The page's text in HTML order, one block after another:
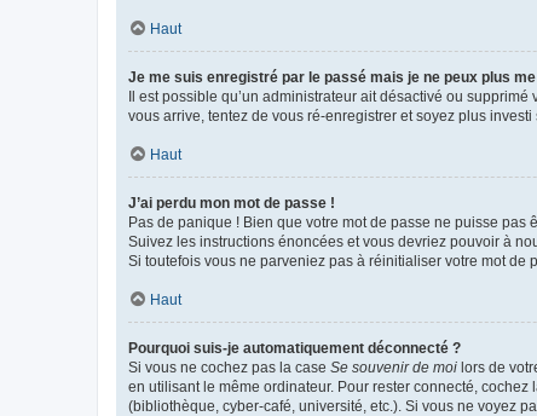
Haut
Je me suis enregistré par le passé mais je ne peux plus
Il est possible qu’un administrateur ait désactivé ou
vous arrive, tentez de vous ré-enregistrer et soyez plus investi
Haut
J’ai perdu mon mot de passe !
Pas de panique ! Bien que votre mot de passe ne puisse
Suivez les instructions énoncées et vous devriez pouvoir à
Si toutefois vous ne parveniez pas à réinitialiser votre mot de
Haut
Pourquoi suis-je automatiquement déconnecté ?
Si vous ne cochez pas la case Se souvenir de moi lors de
en utilisant le même ordinateur. Pour rester connecté, cochez
(bibliothèque, cyber-café, université, etc.). Si vous ne voyez